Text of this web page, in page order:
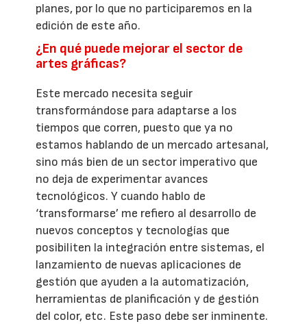
planes, por lo que no participaremos en la
edición de este año.
¿En qué puede mejorar el sector de
artes gráficas?
Este mercado necesita seguir
transformándose para adaptarse a los
tiempos que corren, puesto que ya no
estamos hablando de un mercado artesanal,
sino más bien de un sector imperativo que
no deja de experimentar avances
tecnológicos. Y cuando hablo de
‘transformarse’ me refiero al desarrollo de
nuevos conceptos y tecnologías que
posibiliten la integración entre sistemas, el
lanzamiento de nuevas aplicaciones de
gestión que ayuden a la automatización,
herramientas de planificación y de gestión
del color, etc. Este paso debe ser inminente.